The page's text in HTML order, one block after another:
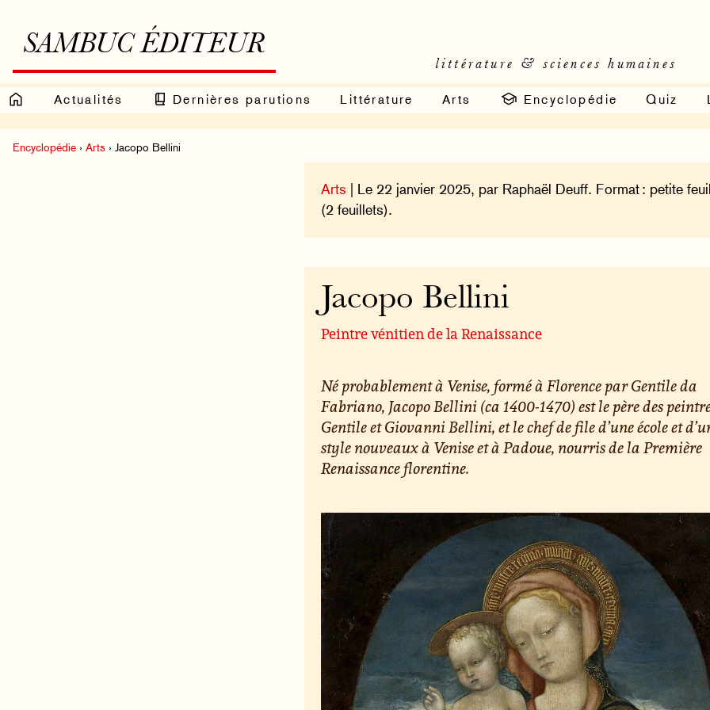
SAMBUC ÉDITEUR
littérature & sciences humaines
Actualités Dernières parutions Littérature Arts Encyclopédie Quiz
Encyclopédie › Arts › Jacopo Bellini
Arts | Le 22 janvier 2025, par Raphaël Deuff. Format : petite
(2 feuillets).
Jacopo Bellini
Peintre vénitien de la Renaissance
Né probablement à Venise, formé à Florence par Gentile da
Fabriano, Jacopo Bellini (ca 1400-1470) est le père des
Gentile et Giovanni Bellini, et le chef de file d’une école et
style nouveaux à Venise et à Padoue, nourris de la Première
Renaissance florentine.